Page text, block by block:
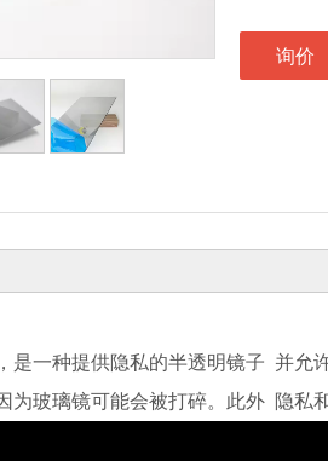
询价
是一种提供隐私的半透明镜子 并
为玻璃镜可能会被打碎。此外 隐私